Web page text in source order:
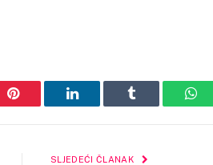
Pinterest LinkedIn Tumblr
SLJEDEĆI ČLANAK